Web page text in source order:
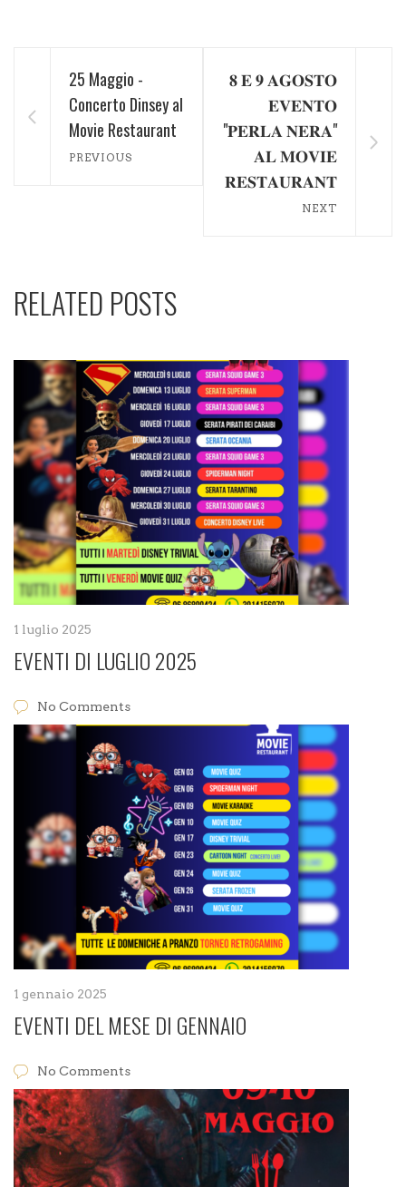
25 Maggio -
Concerto Dinsey al
Movie Restaurant
PREVIOUS
𝟖 𝐄 𝟗 𝐀𝐆𝐎𝐒𝐓𝐎
𝐄𝐕𝐄𝐍𝐓𝐎
"𝐏𝐄𝐑𝐋𝐀 𝐍𝐄𝐑𝐀"
𝐀𝐋 𝐌𝐎𝐕𝐈𝐄
𝐑𝐄𝐒𝐓𝐀𝐔𝐑𝐀𝐍𝐓
NEXT
RELATED POSTS
1 luglio 2025
EVENTI DI LUGLIO 2025
No Comments
1 gennaio 2025
EVENTI DEL MESE DI GENNAIO
No Comments